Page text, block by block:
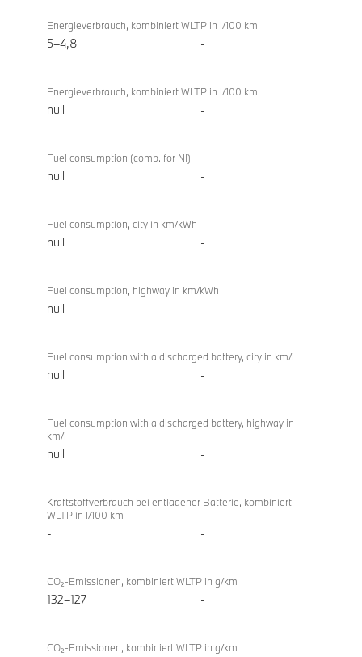
218d
Gran
Energieverbrauch, kombiniert WLTP in l/100 km
5–4,8 -
Energieverbrauch, kombiniert WLTP in l/100 km
null -
Fuel consumption (comb. for NI)
null -
Fuel consumption, city in km/kWh
null -
Fuel consumption, highway in km/kWh
null -
Fuel consumption with a discharged battery, city in km/l
null -
Fuel consumption with a discharged battery, highway in
km/l
null -
Kraftstoffverbrauch bei entladener Batterie, kombiniert
WLTP in l/100 km
- -
CO₂-Emissionen, kombiniert WLTP in g/km
132–127 -
CO₂-Emissionen, kombiniert WLTP in g/km